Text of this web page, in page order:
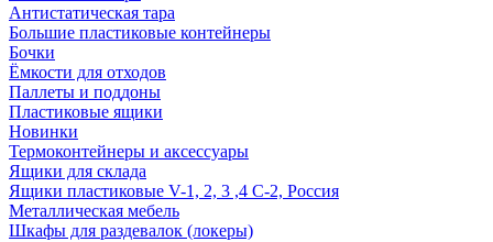
Антистатическая тара
Большие пластиковые контейнеры
Бочки
Ёмкости для отходов
Паллеты и поддоны
Пластиковые ящики
Новинки
Термоконтейнеры и аксессуары
Ящики для склада
Ящики пластиковые V-1, 2, 3 ,4 С-2, Россия
Металлическая мебель
Шкафы для раздевалок (локеры)